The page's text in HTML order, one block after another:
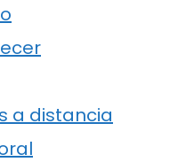
a distancia